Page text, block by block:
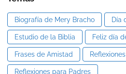
Biografía de Mery Bracho Día
Estudio de la Biblia Feliz día
Frases de Amistad
Reflexiones para Padres